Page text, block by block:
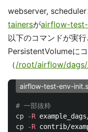
webserver, scheduler
tainersがairflow-
以下のコマンドが実
PersistentVolumeにコ
（/root/airflow/dags/
airflow-test-env-
# 一部抜粋
cp
-R
cp
-R contrib/